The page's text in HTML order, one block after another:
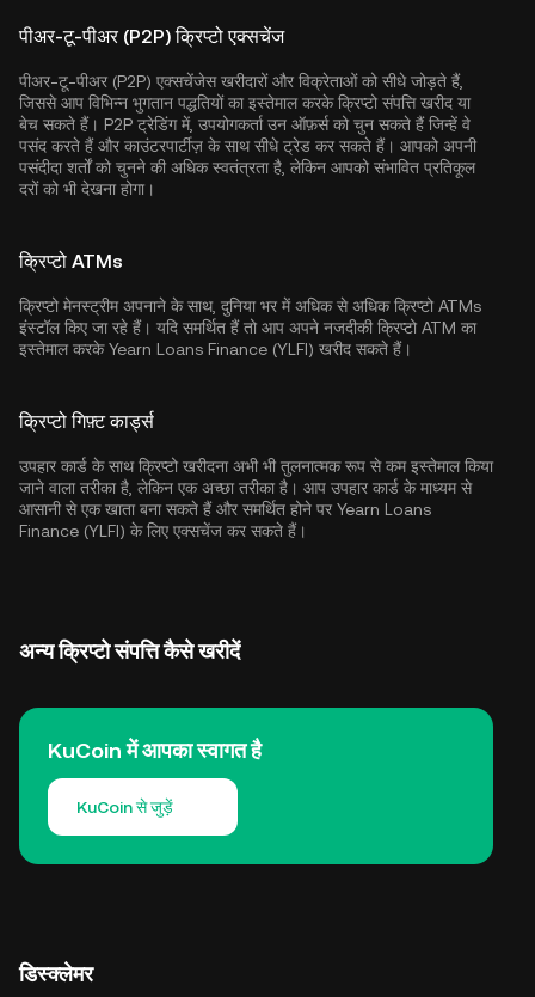
पीअर-टू-पीअर (P2P) क्रिप्टो एक्सचेंज
पीअर-टू-पीअर (P2P) एक्सचेंजेस खरीदारों और विक्रेताओं को सीधे जोड़ते हैं,
जिससे आप विभिन्न भुगतान पद्धतियों का इस्तेमाल करके क्रिप्टो संपत्ति खरीद या
बेच सकते हैं। P2P ट्रेडिंग में, उपयोगकर्ता उन ऑफ़र्स को चुन सकते हैं जिन्हें वे
पसंद करते हैं और काउंटरपार्टीज़ के साथ सीधे ट्रेड कर सकते हैं। आपको अपनी
पसंदीदा शर्तों को चुनने की अधिक स्वतंत्रता है, लेकिन आपको संभावित प्रतिकूल
दरों को भी देखना होगा।
क्रिप्टो ATMs
क्रिप्टो मेनस्ट्रीम अपनाने के साथ, दुनिया भर में अधिक से अधिक क्रिप्टो ATMs
इंस्टॉल किए जा रहे हैं। यदि समर्थित हैं तो आप अपने नजदीकी क्रिप्टो ATM का
इस्तेमाल करके Yearn Loans Finance (YLFI) खरीद सकते हैं।
क्रिप्टो गिफ़्ट कार्ड्स
उपहार कार्ड के साथ क्रिप्टो खरीदना अभी भी तुलनात्मक रूप से कम इस्तेमाल किया
जाने वाला तरीका है, लेकिन एक अच्छा तरीका है। आप उपहार कार्ड के माध्यम से
आसानी से एक खाता बना सकते हैं और समर्थित होने पर Yearn Loans
Finance (YLFI) के लिए एक्सचेंज कर सकते हैं।
अन्य क्रिप्टो संपत्ति कैसे खरीदें
KuCoin में आपका स्वागत है
KuCoin से जुड़ें
डिस्क्लेमर